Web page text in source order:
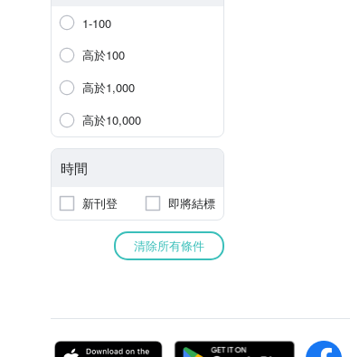
1-100
高於100
高於1,000
高於10,000
時間
新刊登 即將結標
清除所有條件